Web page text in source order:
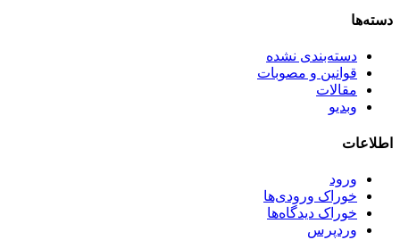
دسته‌ها
دسته‌بندی نشده
قوانین و مصوبات
مقالات
وبدیو
اطلاعات
ورود
خوراک ورودی‌ها
خوراک دیدگاه‌ها
وردپرس